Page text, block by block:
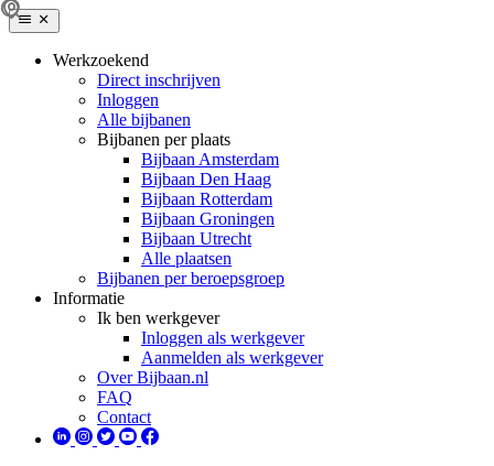
Werkzoekend
Direct inschrijven
Inloggen
Alle bijbanen
Bijbanen per plaats
Bijbaan Amsterdam
Bijbaan Den Haag
Bijbaan Rotterdam
Bijbaan Groningen
Bijbaan Utrecht
Alle plaatsen
Bijbanen per beroepsgroep
Informatie
Ik ben werkgever
Inloggen als werkgever
Aanmelden als werkgever
Over Bijbaan.nl
FAQ
Contact